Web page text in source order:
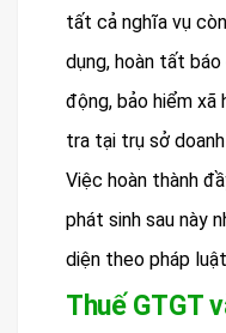
tất cả nghĩa vụ
dụng, hoàn tất
động, bảo hiểm xã
tra tại trụ sở
Việc hoàn thành
phát sinh sau này
diện theo pháp
Thuế GTGT